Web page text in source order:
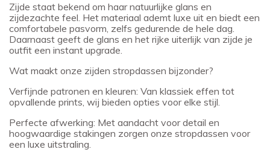
Zijde staat bekend om haar natuurlijke glans en
zijdezachte feel. Het materiaal ademt luxe uit en biedt een
comfortabele pasvorm, zelfs gedurende de hele dag.
Daarnaast geeft de glans en het rijke uiterlijk van zijde je
outfit een instant upgrade.
Wat maakt onze zijden stropdassen bijzonder?
Verfijnde patronen en kleuren: Van klassiek effen tot
opvallende prints, wij bieden opties voor elke stijl.
Perfecte afwerking: Met aandacht voor detail en
hoogwaardige stakingen zorgen onze stropdassen voor
een luxe uitstraling.